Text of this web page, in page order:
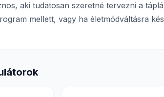
aki tudatosan szeretné tervezni a
mellett, vagy ha életmódváltásra